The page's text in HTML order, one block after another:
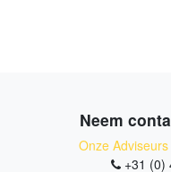
Neem
Onze
+31 (0)